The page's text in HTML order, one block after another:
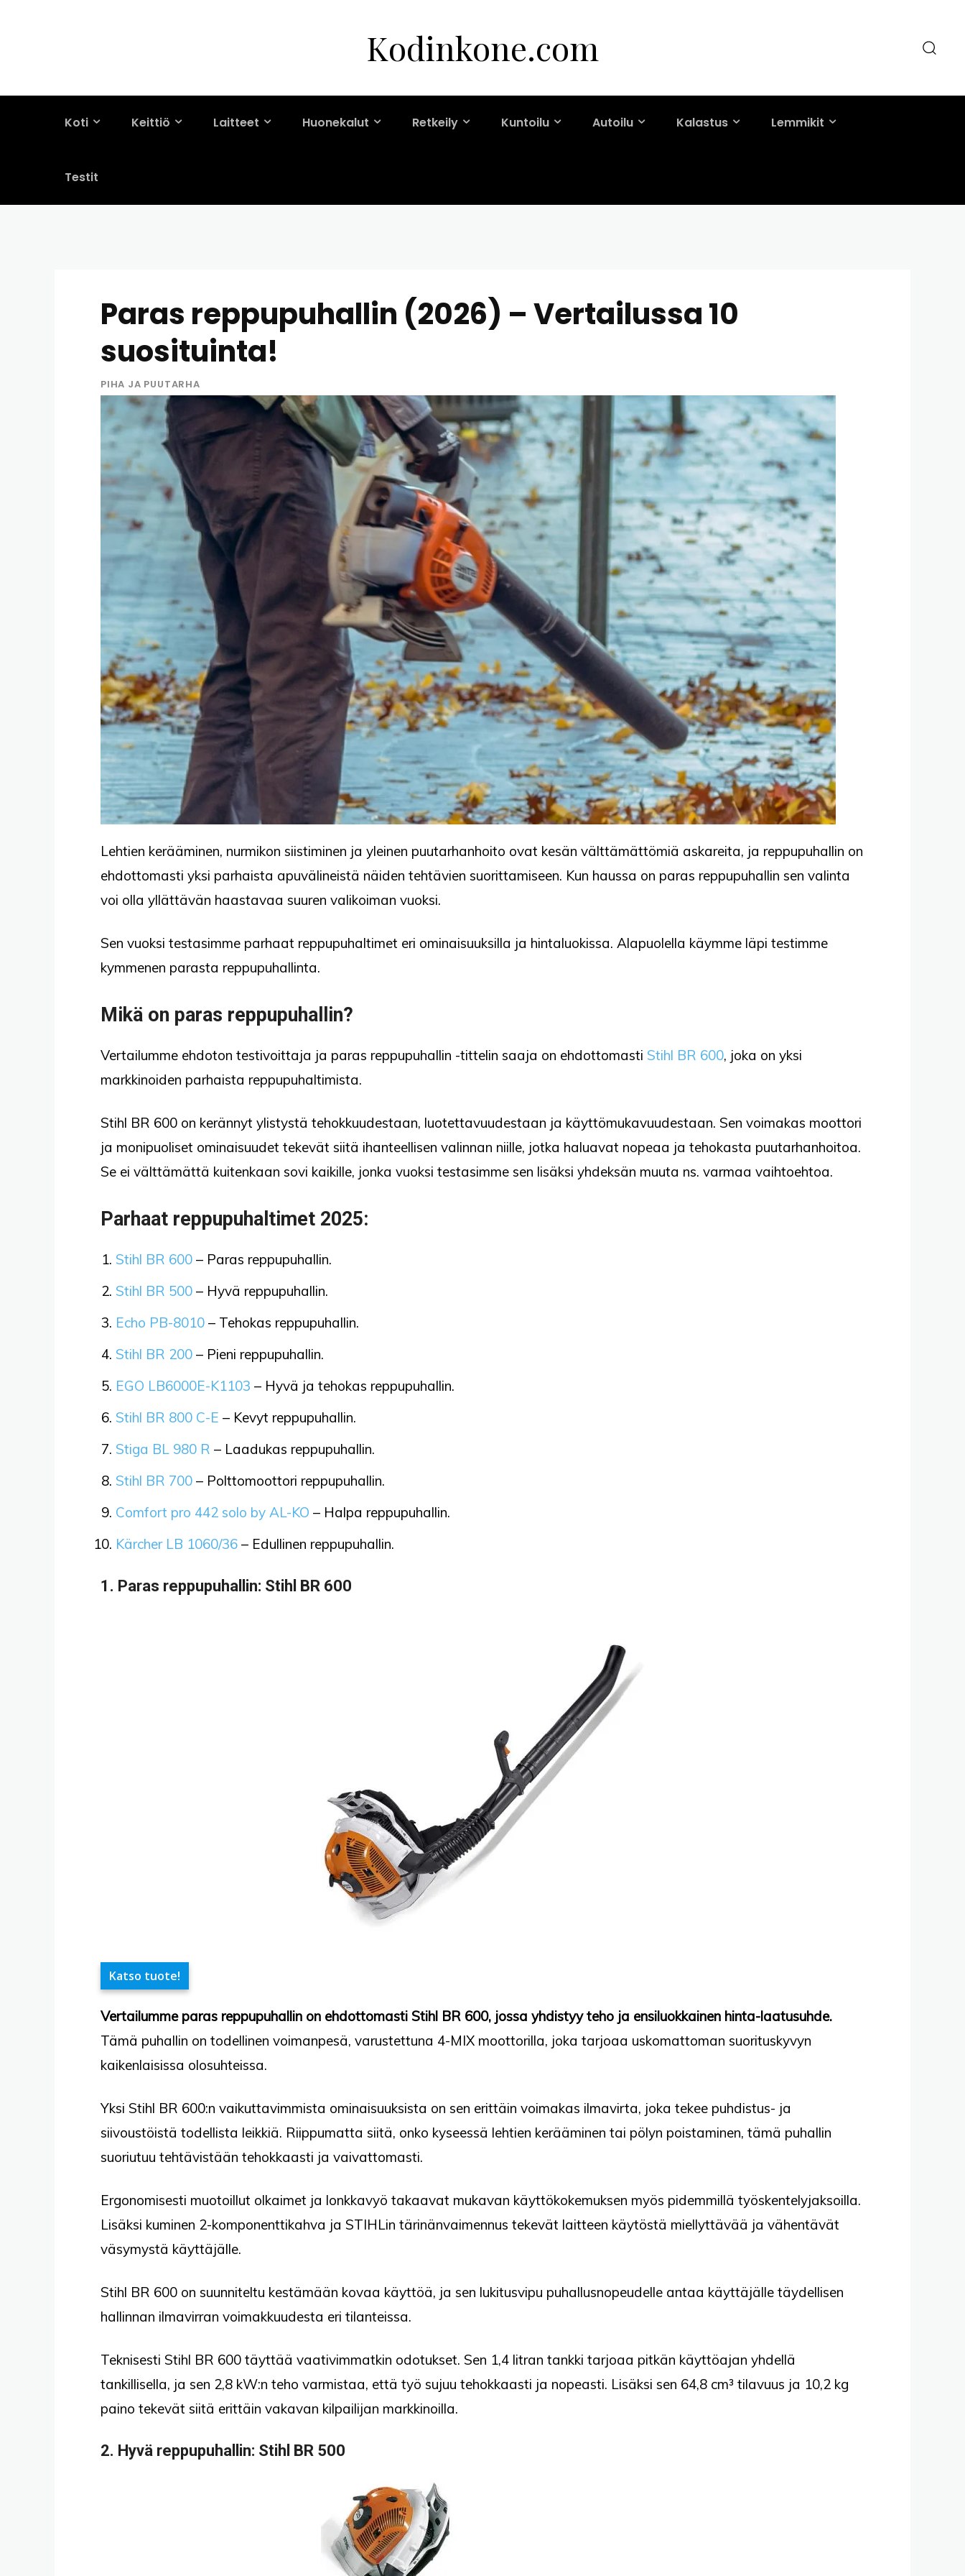
Kodinkone.com
Koti Keittiö Laitteet Huonekalut Retkeily Kuntoilu Autoilu Kalastus Lemmikit
Testit
Paras reppupuhallin (2026) – Vertailussa 10
suosituinta!
PIHA JA PUUTARHA
Lehtien kerääminen, nurmikon siistiminen ja yleinen puutarhanhoito ovat kesän välttämättömiä askareita, ja reppupuhallin on
ehdottomasti yksi parhaista apuvälineistä näiden tehtävien suorittamiseen. Kun haussa on paras reppupuhallin sen valinta
voi olla yllättävän haastavaa suuren valikoiman vuoksi.
Sen vuoksi testasimme parhaat reppupuhaltimet eri ominaisuuksilla ja hintaluokissa. Alapuolella käymme läpi testimme
kymmenen parasta reppupuhallinta.
Mikä on paras reppupuhallin?
Vertailumme ehdoton testivoittaja ja paras reppupuhallin -tittelin saaja on ehdottomasti Stihl BR 600, joka on yksi
markkinoiden parhaista reppupuhaltimista.
Stihl BR 600 on kerännyt ylistystä tehokkuudestaan, luotettavuudestaan ja käyttömukavuudestaan. Sen voimakas moottori
ja monipuoliset ominaisuudet tekevät siitä ihanteellisen valinnan niille, jotka haluavat nopeaa ja tehokasta puutarhanhoitoa.
Se ei välttämättä kuitenkaan sovi kaikille, jonka vuoksi testasimme sen lisäksi yhdeksän muuta ns. varmaa vaihtoehtoa.
Parhaat reppupuhaltimet 2025:
Stihl BR 600 – Paras reppupuhallin.
Stihl BR 500 – Hyvä reppupuhallin.
Echo PB-8010 – Tehokas reppupuhallin.
Stihl BR 200 – Pieni reppupuhallin.
EGO LB6000E-K1103 – Hyvä ja tehokas reppupuhallin.
Stihl BR 800 C-E – Kevyt reppupuhallin.
Stiga BL 980 R – Laadukas reppupuhallin.
Stihl BR 700 – Polttomoottori reppupuhallin.
Comfort pro 442 solo by AL-KO – Halpa reppupuhallin.
Kärcher LB 1060/36 – Edullinen reppupuhallin.
1. Paras reppupuhallin: Stihl BR 600
Katso tuote!
Vertailumme paras reppupuhallin on ehdottomasti Stihl BR 600, jossa yhdistyy teho ja ensiluokkainen hinta-laatusuhde.
Tämä puhallin on todellinen voimanpesä, varustettuna 4-MIX moottorilla, joka tarjoaa uskomattoman suorituskyvyn
kaikenlaisissa olosuhteissa.
Yksi Stihl BR 600:n vaikuttavimmista ominaisuuksista on sen erittäin voimakas ilmavirta, joka tekee puhdistus- ja
siivoustöistä todellista leikkiä. Riippumatta siitä, onko kyseessä lehtien kerääminen tai pölyn poistaminen, tämä puhallin
suoriutuu tehtävistään tehokkaasti ja vaivattomasti.
Ergonomisesti muotoillut olkaimet ja lonkkavyö takaavat mukavan käyttökokemuksen myös pidemmillä työskentelyjaksoilla.
Lisäksi kuminen 2-komponenttikahva ja STIHLin tärinänvaimennus tekevät laitteen käytöstä miellyttävää ja vähentävät
väsymystä käyttäjälle.
Stihl BR 600 on suunniteltu kestämään kovaa käyttöä, ja sen lukitusvipu puhallusnopeudelle antaa käyttäjälle täydellisen
hallinnan ilmavirran voimakkuudesta eri tilanteissa.
Teknisesti Stihl BR 600 täyttää vaativimmatkin odotukset. Sen 1,4 litran tankki tarjoaa pitkän käyttöajan yhdellä
tankillisella, ja sen 2,8 kW:n teho varmistaa, että työ sujuu tehokkaasti ja nopeasti. Lisäksi sen 64,8 cm³ tilavuus ja 10,2 kg
paino tekevät siitä erittäin vakavan kilpailijan markkinoilla.
2. Hyvä reppupuhallin: Stihl BR 500